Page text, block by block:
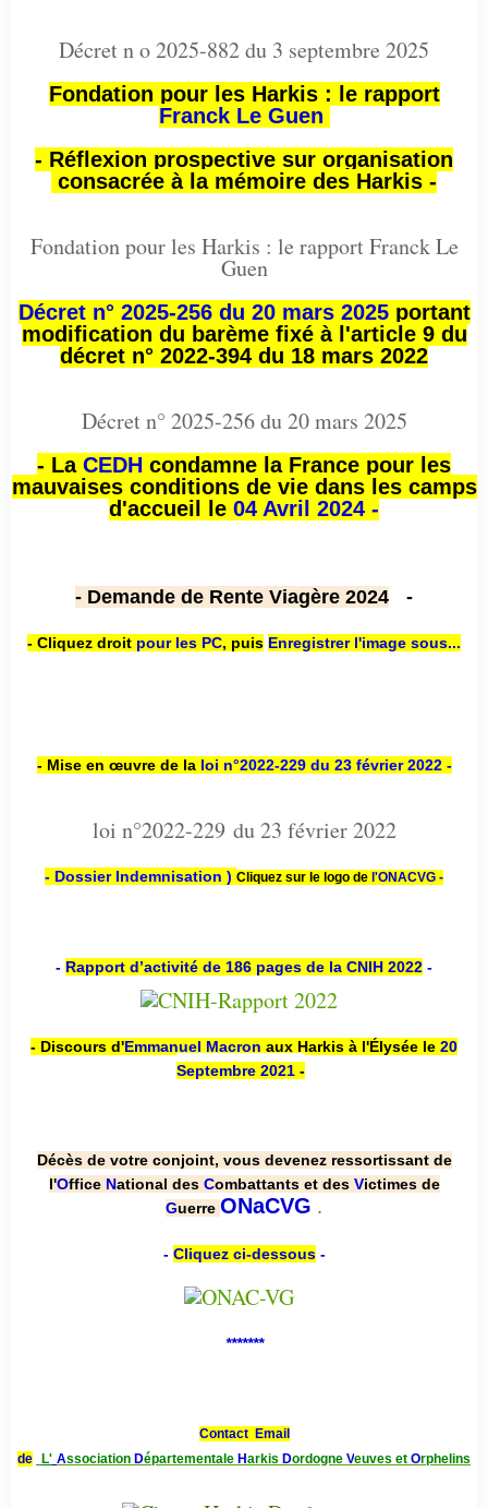
Décret n o 2025-882 du 3 septembre 2025
Fondation pour les Harkis : le rapport
Franck Le Guen
- Réflexion prospective sur organisation
consacrée à la mémoire des Harkis -
Fondation pour les Harkis : le rapport Franck Le
Guen
Décret n° 2025-256 du 20 mars 2025portant
modification du barème fixé à l'article 9 du
décret n° 2022-394 du 18 mars 2022
Décret n° 2025-256 du 20 mars 2025
- La CEDH condamne la France pour les
mauvaises conditions de vie dans les camps
d'accueil le 04 Avril 2024 -
- Demande de Rente Viagère 2024 -
- Cliquez droit pour les PC, puis Enregistrer l'image sous...
- Mise en œuvre de la loi n°2022-229 du 23 février 2022 -
loi n°2022-229 du 23 février 2022
- Dossier Indemnisation ) Cliquez sur le logo de l'ONACVG -
- Rapport d’activité de 186 pages de la CNIH 2022 -
- Discours d'Emmanuel Macron aux Harkis à l'Élysée le 20
Septembre 2021 -
Décès de votre conjoint, vous devenez ressortissant de
l'Office National des Combattants et des Victimes de
Guerre ONaCVG .
- Cliquez ci-dessous-
*******
Contact Email
de
L' Association Départementale Harkis Dordogne Veuves et Orphelins